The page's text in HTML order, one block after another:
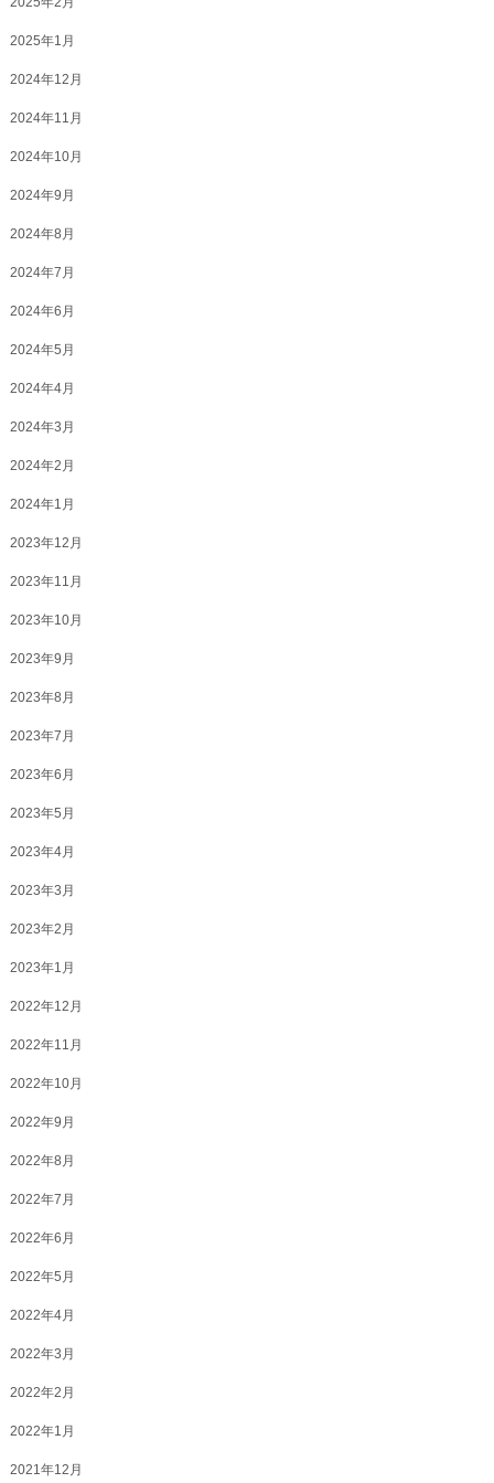
2025年1月
2024年12月
2024年11月
2024年10月
2024年9月
2024年8月
2024年7月
2024年6月
2024年5月
2024年4月
2024年3月
2024年2月
2024年1月
2023年12月
2023年11月
2023年10月
2023年9月
2023年8月
2023年7月
2023年6月
2023年5月
2023年4月
2023年3月
2023年2月
2023年1月
2022年12月
2022年11月
2022年10月
2022年9月
2022年8月
2022年7月
2022年6月
2022年5月
2022年4月
2022年3月
2022年2月
2022年1月
2021年12月